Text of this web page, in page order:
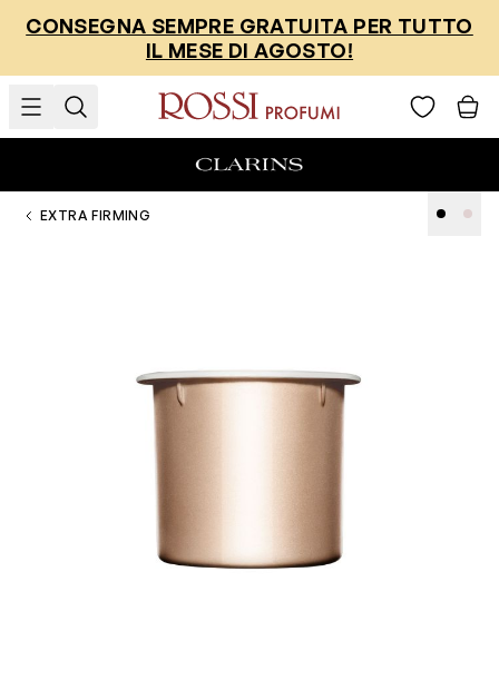
CONSEGNA SEMPRE GRATUITA PER TUTTO
IL MESE DI AGOSTO!
EXTRA FIRMING